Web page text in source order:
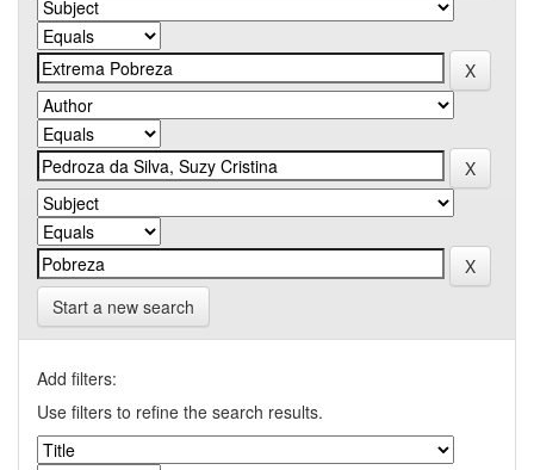
Start a new search
Add filters:
Use filters to refine the search results.